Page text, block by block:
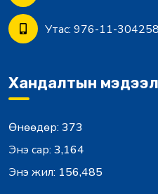
Утас: 976-11-
Хандалтын
Өнөөдөр: 373
Энэ сар: 3,164
Энэ жил: 156,485